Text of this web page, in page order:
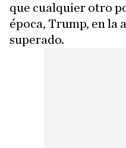
que cualquier otro
época, Trump, en la
superado.